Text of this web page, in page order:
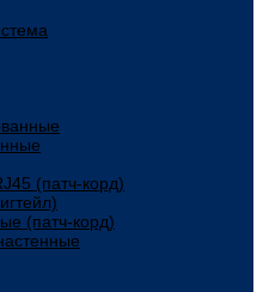
(патч-корд)
(патч-корд)